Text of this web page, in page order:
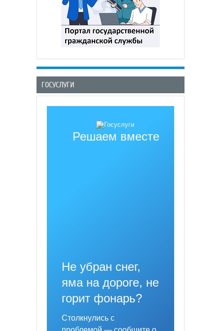
ГОСУСЛУГИ
Решаем вместе
Не убран снег,
яма на дороге, не
горит фонарь?
Столкнулись с